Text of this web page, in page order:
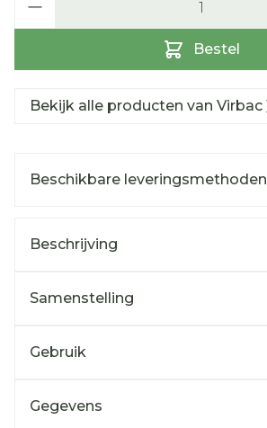
Bestel
Bekijk alle producten van Virbac
Beschikbare leveringsmethoden
Beschrijving
Samenstelling
Gebruik
Gegevens